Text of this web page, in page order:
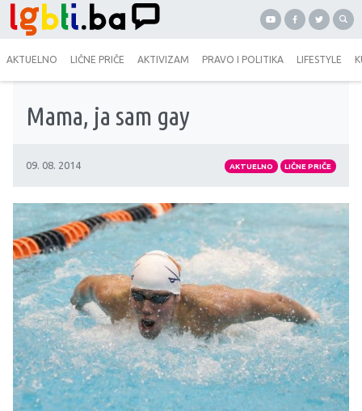
AKTUELNO LIČNE PRIČE AKTIVIZAM PRAVO I POLITIKA LIFESTYLE
Mama, ja sam gay
09. 08. 2014 AKTUELNO LIČNE PRIČE